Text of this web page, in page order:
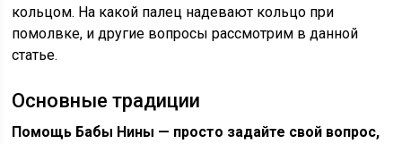
кольцом. На какой палец надевают кольцо при
помолвке, и другие вопросы рассмотрим в данной
статье.
Основные традиции
Помощь Бабы Нины — просто задайте свой вопрос,